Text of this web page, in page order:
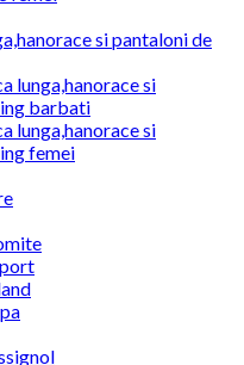
si pantaloni de
lunga,hanorace si
barbati
lunga,hanorace si
femei